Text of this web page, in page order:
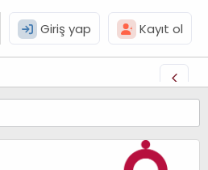
Giriş yap Kayıt ol